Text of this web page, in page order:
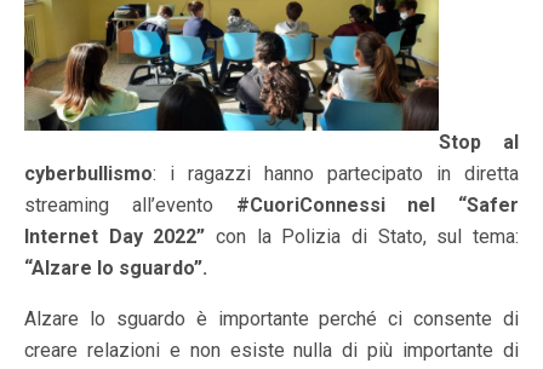
Stop al
cyberbullismo: i ragazzi hanno partecipato in diretta
streaming all’evento #CuoriConnessi nel “Safer
Internet Day 2022” con la Polizia di Stato, sul tema:
“Alzare lo sguardo”.
Alzare lo sguardo è importante perché ci consente di
creare relazioni e non esiste nulla di più importante di